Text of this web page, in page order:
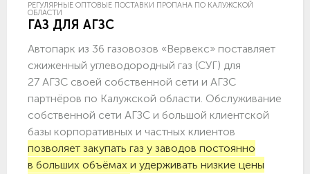
РЕГУЛЯРНЫЕ ОПТОВЫЕ ПОСТАВКИ ПРОПАНА ПО КАЛУЖСКОЙ
ОБЛАСТИ
ГАЗ ДЛЯ АГЗС
Автопарк из 36 газовозов «Вервекс» поставляет
сжиженный углеводородный газ (СУГ) для
27 АГЗС своей собственной сети и АГЗС
партнёров по Калужской области. Обслуживание
собственной сети АГЗС и большой клиентской
базы корпоративных и частных клиентов
позволяет закупать газ у заводов постоянно
в больших объёмах и удерживать низкие цены